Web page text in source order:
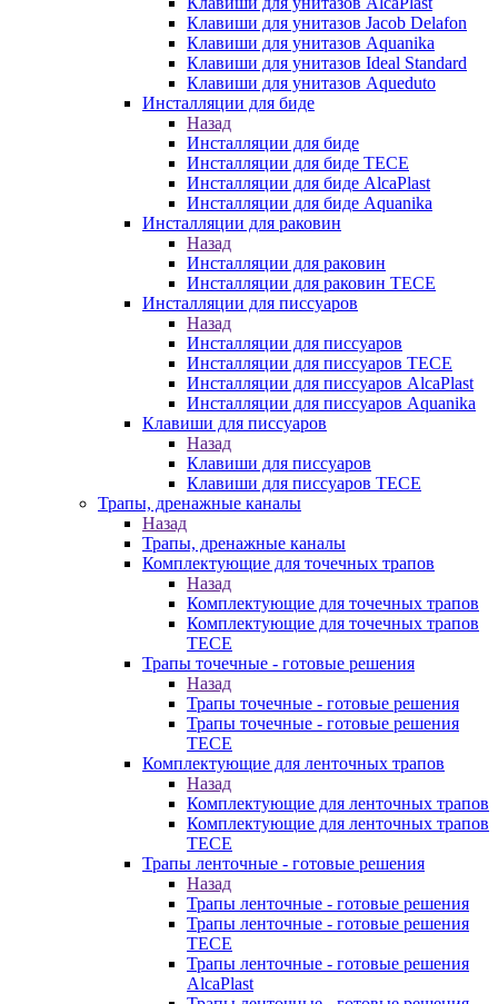
Клавиши для унитазов Jacob Delafon
Клавиши для унитазов Aquanika
Клавиши для унитазов Ideal Standard
Клавиши для унитазов Aqueduto
Инсталляции для биде
Назад
Инсталляции для биде
Инсталляции для биде TECE
Инсталляции для биде AlcaPlast
Инсталляции для биде Aquanika
Инсталляции для раковин
Назад
Инсталляции для раковин
Инсталляции для раковин TECE
Инсталляции для писсуаров
Назад
Инсталляции для писсуаров
Инсталляции для писсуаров TECE
Инсталляции для писсуаров AlcaPlast
Инсталляции для писсуаров Aquanika
Клавиши для писсуаров
Назад
Клавиши для писсуаров
Клавиши для писсуаров TECE
Трапы, дренажные каналы
Назад
Трапы, дренажные каналы
Комплектующие для точечных трапов
Назад
Комплектующие для точечных трапов
Комплектующие для точечных трапов
TECE
Трапы точечные - готовые решения
Назад
Трапы точечные - готовые решения
Трапы точечные - готовые решения
TECE
Комплектующие для ленточных трапов
Назад
Комплектующие для ленточных трапов
Комплектующие для ленточных трапов
TECE
Трапы ленточные - готовые решения
Назад
Трапы ленточные - готовые решения
Трапы ленточные - готовые решения
TECE
Трапы ленточные - готовые решения
AlcaPlast